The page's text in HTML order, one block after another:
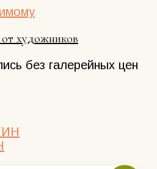
художников
без галерейных цен